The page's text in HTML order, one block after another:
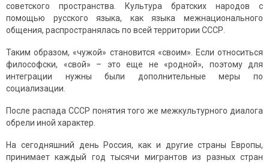
советского пространства. Культура братских народов с
помощью русского языка, как языка межнационального
общения, распространялась по всей территории СССР.
Таким образом, «чужой» становится «своим». Если относиться
философски, «свой» – это еще не «родной», поэтому для
интеграции нужны были дополнительные меры по
социализации.
После распада СССР понятия того же межкультурного диалога
обрели иной характер.
На сегодняшний день Россия, как и другие страны Европы,
принимает каждый год тысячи мигрантов из разных стран